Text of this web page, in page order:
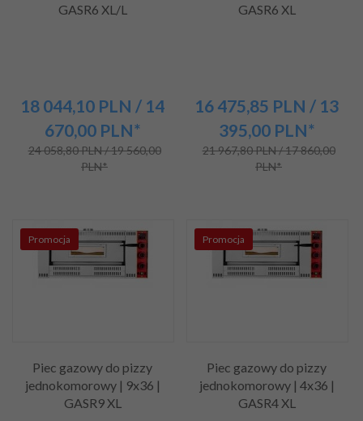
GASR6 XL/L
18 044,10 PLN / 14
670,00 PLN*
24 058,80 PLN / 19 560,00
PLN*
GASR6 XL
16 475,85 PLN / 13
395,00 PLN*
21 967,80 PLN / 17 860,00
PLN*
Promocja
Piec gazowy do pizzy
jednokomorowy | 9x36 |
GASR9 XL
Promocja
Piec gazowy do pizzy
jednokomorowy | 4x36 |
GASR4 XL